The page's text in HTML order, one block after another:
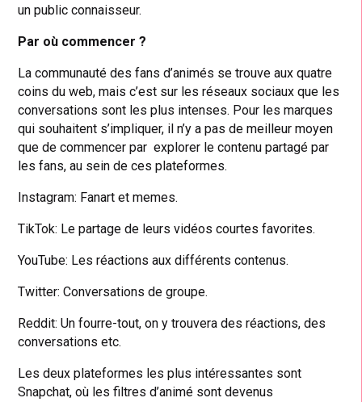
un public connaisseur.
Par où commencer ?
La communauté des fans d’animés se trouve aux quatre
coins du web, mais c’est sur les réseaux sociaux que les
conversations sont les plus intenses. Pour les marques
qui souhaitent s’impliquer, il n’y a pas de meilleur moyen
que de commencer par explorer le contenu partagé par
les fans, au sein de ces plateformes.
Instagram: Fanart et memes.
TikTok: Le partage de leurs vidéos courtes favorites.
YouTube: Les réactions aux différents contenus.
Twitter: Conversations de groupe.
Reddit: Un fourre-tout, on y trouvera des réactions, des
conversations etc.
Les deux plateformes les plus intéressantes sont
Snapchat, où les filtres d’animé sont devenus